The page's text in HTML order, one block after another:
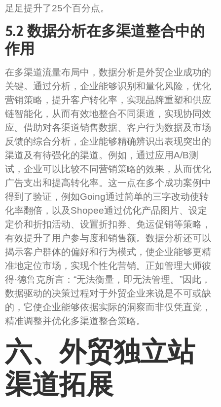
足足提升了25个百分点。
5.2 数据分析在多渠道整合中的
作用
在多渠道流量布局中，数据分析是外贸企业成功的
关键。通过分析，企业能够识别和量化风险，优化
营销策略，提升客户转化率，实现品牌重塑和供应
链智能化，从而有效地整合不同渠道，实现协同效
应。借助对各渠道销售数据、客户行为数据及市场
反馈的综合分析，企业能够精确辨识出表现突出的
渠道及有待强化的渠道。例如，通过应用A/B测
试，企业可以比较不同营销策略的效果，从而优化
广告支出和提高转化率。这一点在多个成功案例中
得到了验证，例如Going通过简单的三字改动使转
化率翻倍，以及Shopee通过优化产品图片、设定
定价和折扣活动、设置折扣券、免运促销等策略，
有效提升了用户参与度和销售额。数据分析还可以
揭示客户群体的偏好和行为模式，使企业能够更精
准地定位市场，实现个性化营销。正如管理大师彼
得·德鲁克所言：“无法衡量，即无法管理。”因此，
数据驱动的决策过程对于外贸企业来说是不可或缺
的，它使企业能够依据实际的洞察而非仅凭直觉，
精准调整并优化多渠道整合策略。
六、外贸独立站
渠道拓展